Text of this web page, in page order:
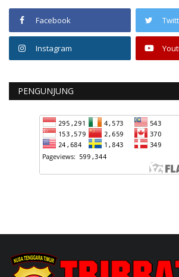
Facebook
Instagram
PENGUNJUNG